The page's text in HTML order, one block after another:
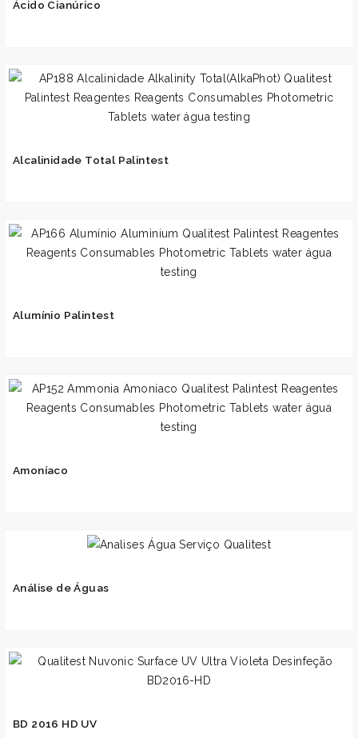
Ácido Cianúrico
Alcalinidade Total Palintest
Alumínio Palintest
Amoníaco
Análise de Águas
BD 2016 HD UV